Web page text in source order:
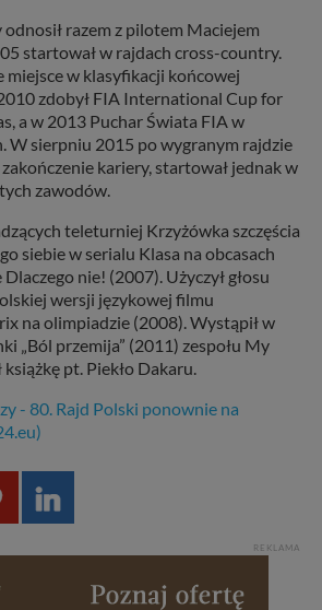
odnosił razem z pilotem Maciejem
startował w rajdach cross-country.
miejsce w klasyfikacji końcowej
zdobył FIA International Cup for
a w 2013 Puchar Świata FIA w
W sierpniu 2015 po wygranym rajdzie
zakończenie kariery, startował jednak w
zawodów.
teleturniej Krzyżówka szczęścia
siebie w serialu Klasa na obcasach
nie! (2007). Użyczył głosu
wersji językowej filmu
na olimpiadzie (2008). Wystąpił w
„Ból przemija” (2011) zespołu My
pt. Piekło Dakaru.
- 80. Rajd Polski ponownie na
REKLAMA